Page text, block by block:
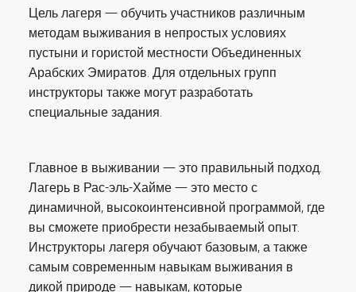
Цель лагеря — обучить участников различным
методам выживания в непростых условиях
пустыни и гористой местности Объединенных
Арабских Эмиратов. Для отдельных групп
инструкторы также могут разработать
специальные задания.
Главное в выживании — это правильный подход.
Лагерь в Рас-эль-Хайме — это место с
динамичной, высокоинтенсивной программой, где
вы сможете приобрести незабываемый опыт.
Инструкторы лагеря обучают базовым, а также
самым современным навыкам выживания в